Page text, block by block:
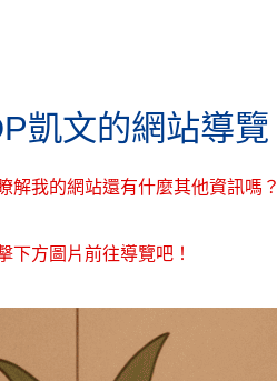
凱文的網站導覽
解我的網站還有什麼其他資訊嗎？
下方圖片前往導覽吧！